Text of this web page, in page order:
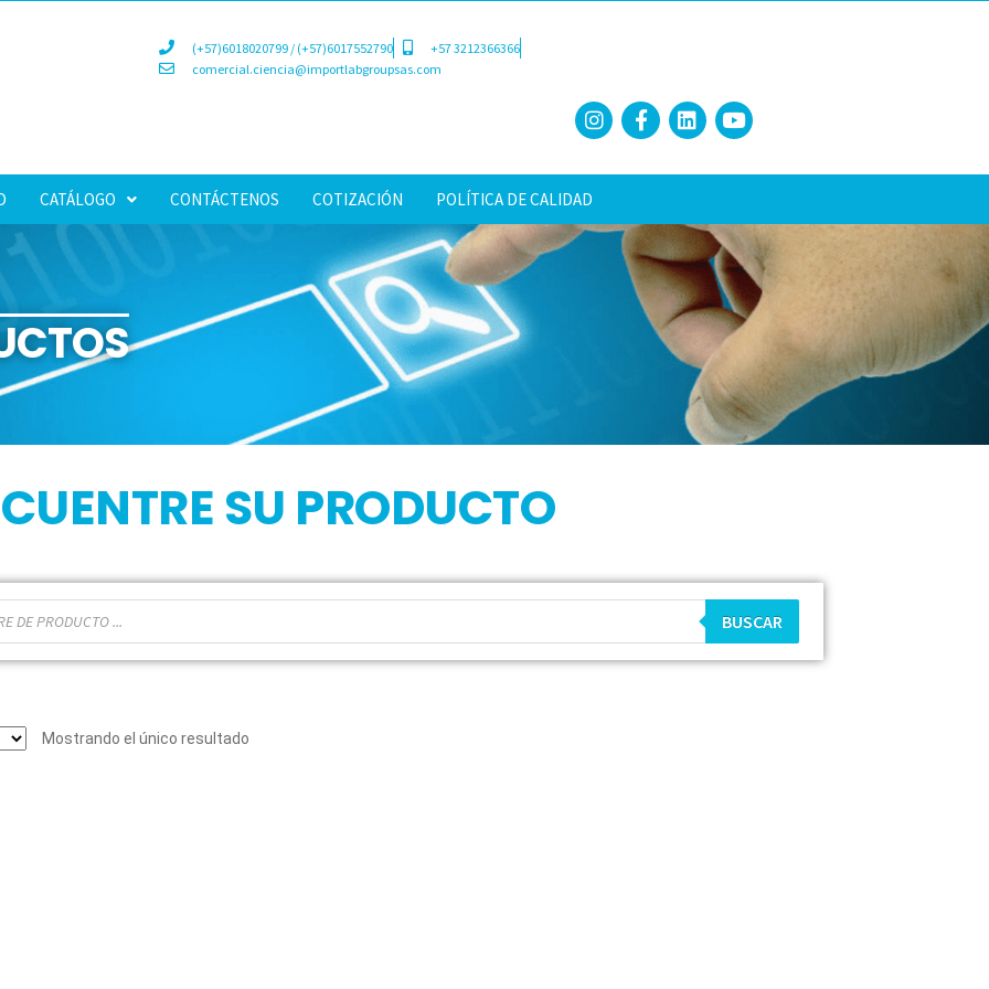
(+57)6018020799 / (+57)6017552790
+57 3212366366
comercial.ciencia@importlabgroupsas.com
CATÁLOGO CONTÁCTENOS COTIZACIÓN POLÍTICA DE CALIDAD
SU PRODUCTO
BUSCAR
Mostrando el único resultado